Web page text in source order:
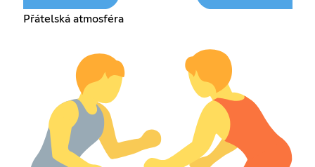
Přátelská atmosféra